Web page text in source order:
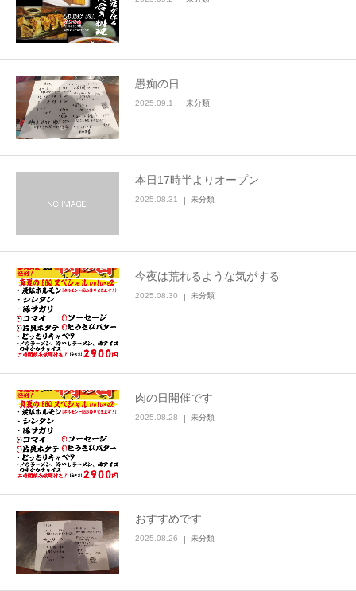
愚痴の日
2025.09.1 未分類
本日17時半よりオープン
2025.08.31 未分類
今夜は荒れるような気がする
2025.08.30 未分類
肉の日開催です
2025.08.28 未分類
おすすめです
2025.08.26 未分類